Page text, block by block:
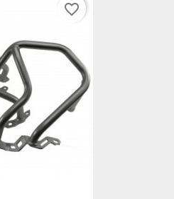
favorite_border